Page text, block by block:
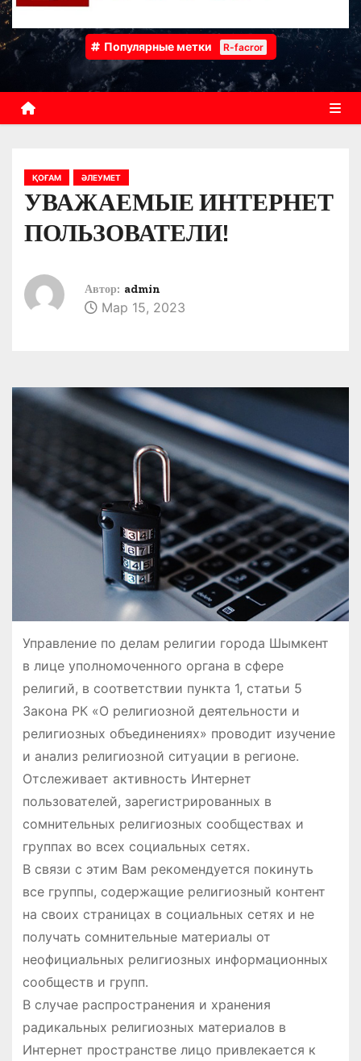
Популярные метки R-facror
ҚОҒАМ ӘЛЕУМЕТ
УВАЖАЕМЫЕ ИНТЕРНЕТ
ПОЛЬЗОВАТЕЛИ!
Автор: admin
Мар 15, 2023
Управление по делам религии города Шымкент
в лице уполномоченного органа в сфере
религий, в соответствии пункта 1, статьи 5
Закона РК «О религиозной деятельности и
религиозных объединениях» проводит изучение
и анализ религиозной ситуации в регионе.
Отслеживает активность Интернет
пользователей, зарегистрированных в
сомнительных религиозных сообществах и
группах во всех социальных сетях.
В связи с этим Вам рекомендуется покинуть
все группы, содержащие религиозный контент
на своих страницах в социальных сетях и не
получать сомнительные материалы от
неофициальных религиозных информационных
сообществ и групп.
В случае распространения и хранения
радикальных религиозных материалов в
Интернет пространстве лицо привлекается к